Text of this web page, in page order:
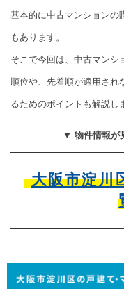
基本的に中古マンションの
もあります。
そこで今回は、中古マンシ
順位や、先着順が適用され
るためのポイントも解説し
▼ 物件情報が
大阪市淀川